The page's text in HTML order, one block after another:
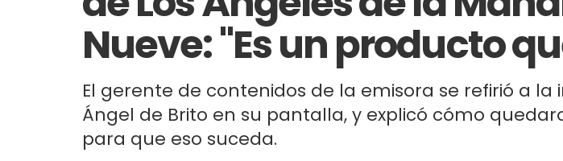
Nueve: "Es un producto
El gerente de contenidos de la emisora se refirió a
Ángel de Brito en su pantalla, y explicó cómo
para que eso suceda.